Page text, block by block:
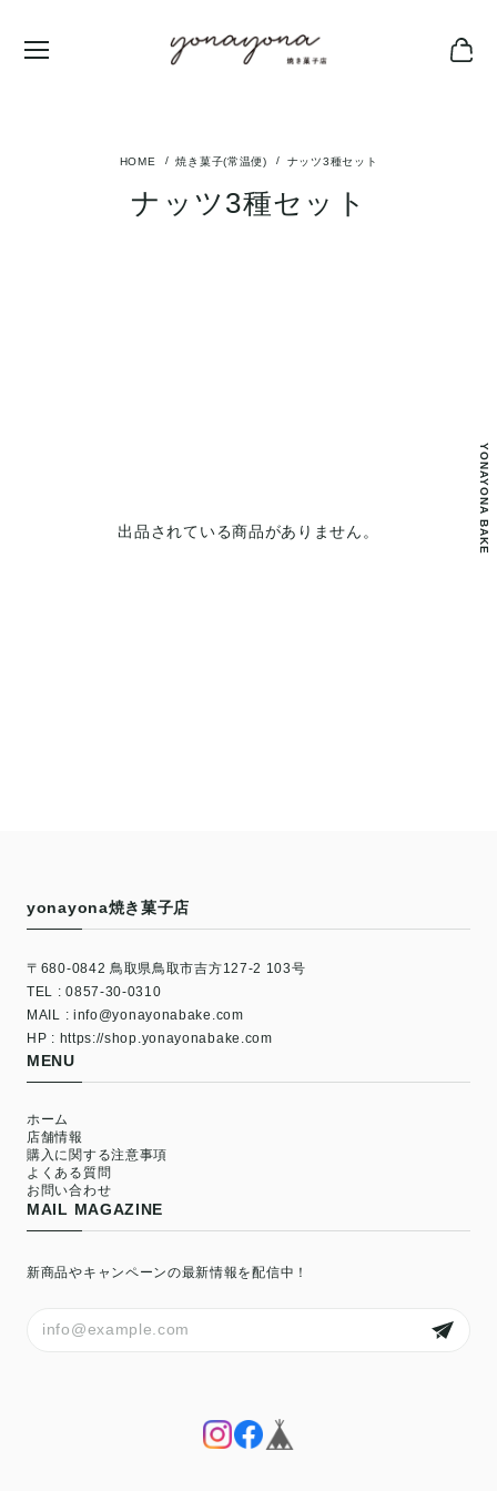
YONAYONA BAKE
焼き菓子(常温便) ナッツ3種セット
ナッツ3種セット
出品されている商品がありません。
yonayona焼き菓子店
〒680-0842 鳥取県鳥取市吉方127-2 103号
TEL : 0857-30-0310
MAIL : info@yonayonabake.com
HP : https://shop.yonayonabake.com
MENU
ホーム
店舗情報
購入に関する注意事項
よくある質問
お問い合わせ
MAIL MAGAZINE
新商品やキャンペーンの最新情報を配信中！